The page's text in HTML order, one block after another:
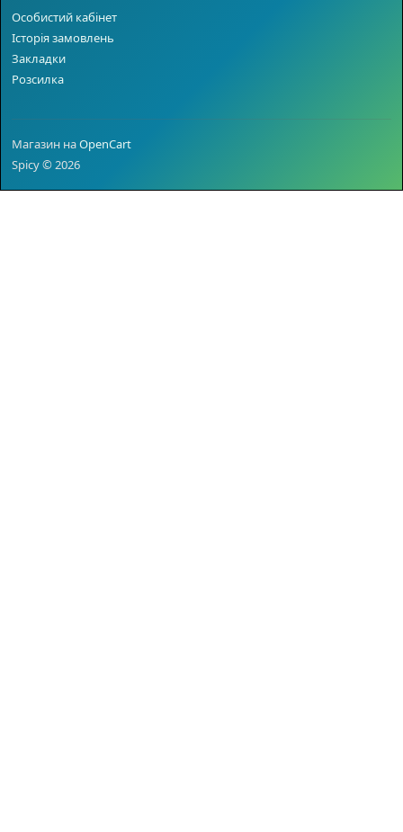
Особистий кабінет
Історія замовлень
Закладки
Розсилка
Магазин наOpenCart
Spicy © 2026